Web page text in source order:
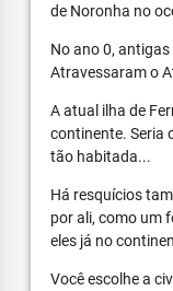
de Noronha no
No ano 0,
Atravessaram o
A atual ilha de
continente. Seria
tão habitada...
Há resquícios
por ali, como um
eles já no
Você escolhe a